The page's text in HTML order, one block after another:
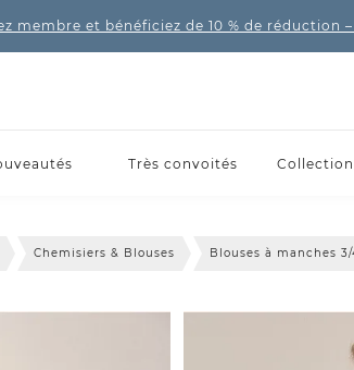
membre et bénéficiez de 10 % de réduction
Très convoités Collection
Chemisiers & Blouses Blouses à manches 3/